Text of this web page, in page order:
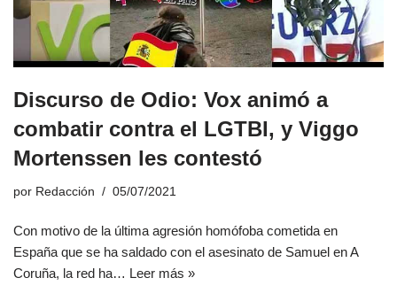
Discurso de Odio: Vox animó a
combatir contra el LGTBI, y Viggo
Mortenssen les contestó
por Redacción 05/07/2021
Con motivo de la última agresión homófoba cometida en
España que se ha saldado con el asesinato de Samuel en A
Coruña, la red ha… Leer más »